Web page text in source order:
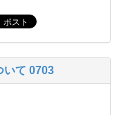
いて 0703